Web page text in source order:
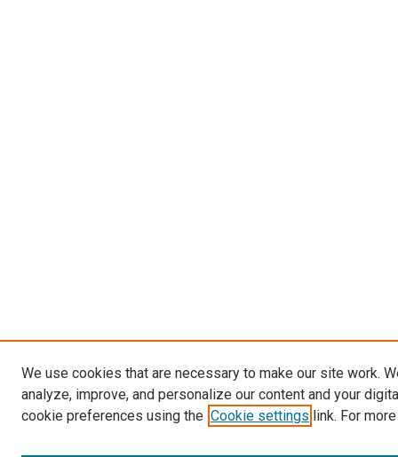
We use cookies that are necessary to make our site work.
analyze, improve, and personalize our content and your
cookie preferences using the Cookie settings link. For